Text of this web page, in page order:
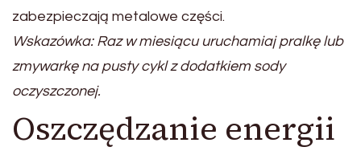
zabezpieczają metalowe części.
Wskazówka: Raz w miesiącu uruchamiaj pralkę lub
zmywarkę na pusty cykl z dodatkiem sody
oczyszczonej.
Oszczędzanie energii